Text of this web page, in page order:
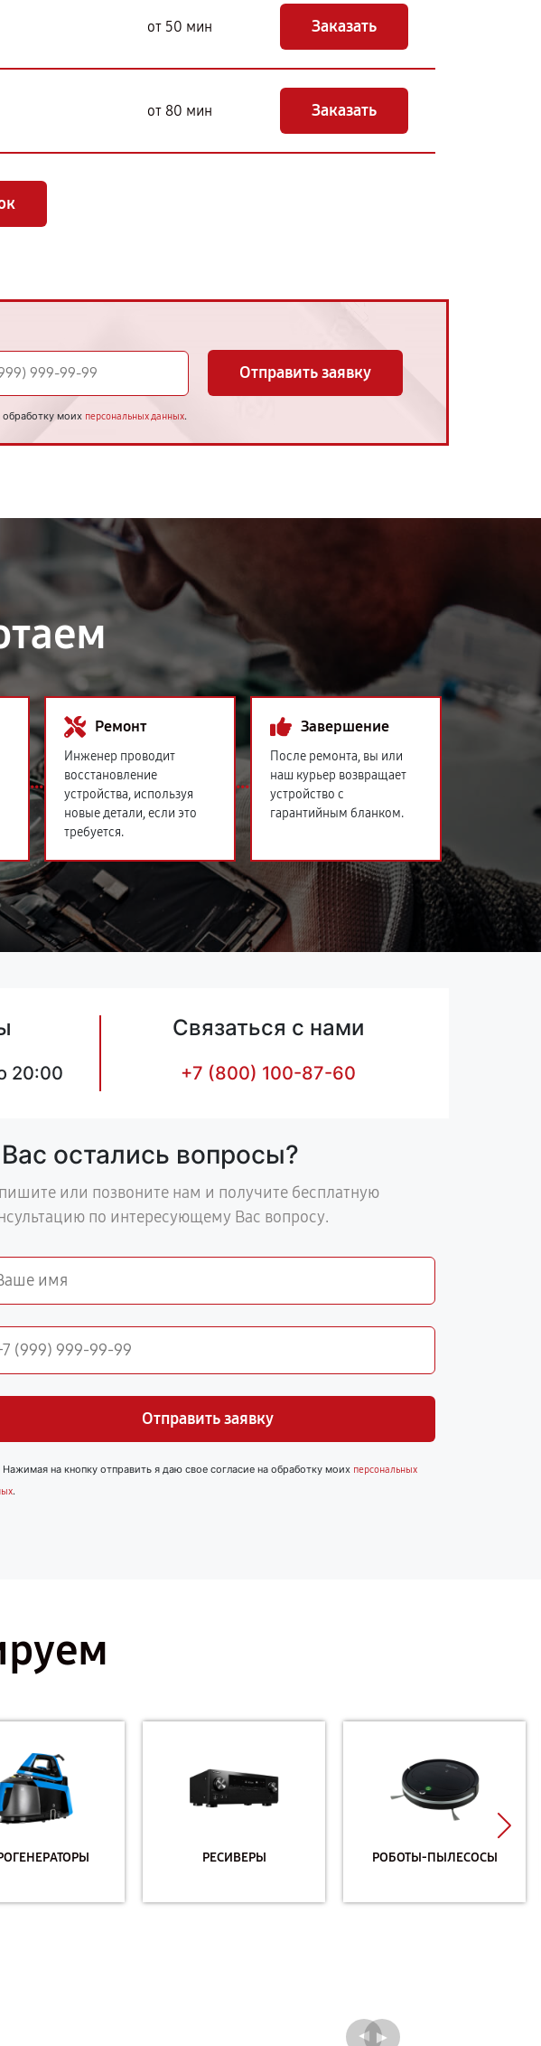
от 50 мин Заказать
от 80 мин Заказать
Отправить заявку
обработку моих персональных данных.
Ремонт
Инженер проводит
восстановление
устройства, используя
новые детали, если это
требуется.
Завершение
После ремонта, вы или
наш курьер возвращает
устройство с
гарантийным бланком.
20:00
Связаться с нами
+7 (800) 100-87-60
остались вопросы?
или позвоните нам и получите бесплатную
по интересующему Вас вопросу.
Отправить заявку
Нажимая на кнопку отправить я даю свое согласие на обработку моих персональных
.
РЕСИВЕРЫ РОБОТЫ-ПЫЛЕСОСЫ